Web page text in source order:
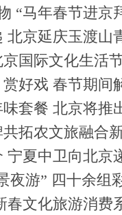
“马年春节进京
北京延庆玉渡山
国际文化生活
好戏 春节期间
套餐 北京将推
13:08)
拓农文旅融合
宁夏中卫向北京
夜游” 四十余组
春文化旅游消费